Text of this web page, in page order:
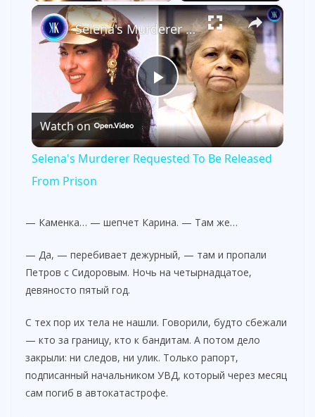
×
P
l
y
V
d
e
Selena's Murderer Requested To Be Released From Prison
Watch on
Selena's Murderer Requested To Be Released
From Prison
— Каменка… — шепчет Карина. — Там же…
— Да, — перебивает дежурный, — там и пропали
Петров с Сидоровым. Ночь на четырнадцатое,
девяносто пятый год.
С тех пор их тела не нашли. Говорили, будто сбежали
— кто за границу, кто к бандитам. А потом дело
закрыли: ни следов, ни улик. Только рапорт,
подписанный начальником УВД, который через месяц
сам погиб в автокатастрофе.